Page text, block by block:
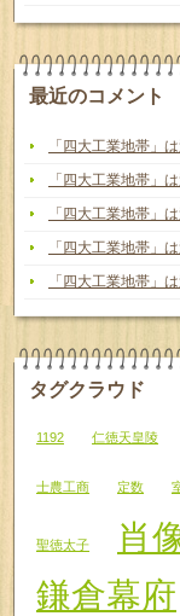
最近のコメント
「四大工業地帯」
「四大工業地帯」
「四大工業地帯」
「四大工業地帯」
「四大工業地帯」
タグクラウド
1192 仁徳天皇陵
士農工商 定数
聖徳太子 肖
鎌倉幕府